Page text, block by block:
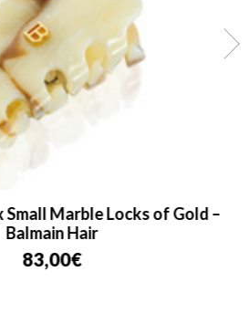
Small Marble Locks of Gold –
Balmain Hair
83,00€